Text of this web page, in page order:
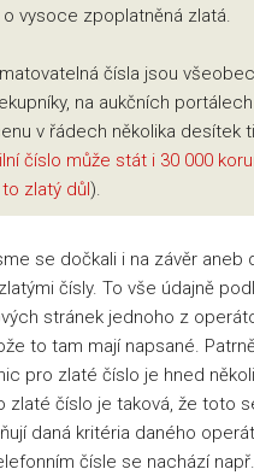
vysoce zpoplatněná zlatá.
čísla jsou
na aukčních
v řádech několika desítek
číslo může stát i 30 000
zlatý důl).
se dočkali i na závěr aneb
čísly. To vše údajně
stránek jednoho z
to tam mají napsané.
pro zlaté číslo je hned
zlaté číslo je taková, že toto
daná kritéria daného
čísle se nachází